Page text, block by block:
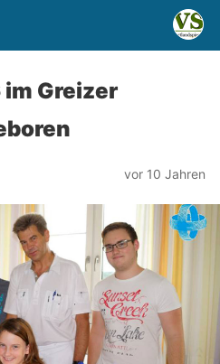
Greizer
vor 10 Jahren